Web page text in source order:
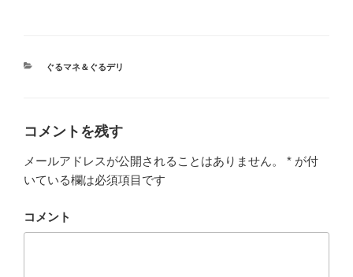
カ
ぐるマネ＆ぐるデリ
コメントを残す
メールアドレスが公開されることはありません。 * が付
いている欄は必須項目です
コメント